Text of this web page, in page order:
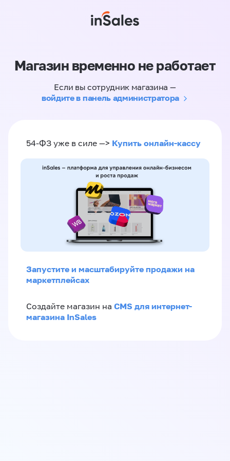
Магазин временно не работает
Если вы сотрудник магазина —
войдите в панель администратора
54-ФЗ уже в силе —> Купить онлайн-кассу
Запустите и масштабируйте продажи на
маркетплейсах
Создайте магазин на CMS для интернет-
магазина InSales